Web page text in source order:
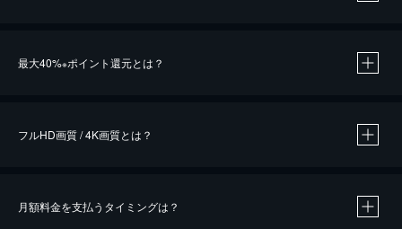
最大40%※ポイント還元とは？
※40％ポイント還元の対象は、クレジットカード決済による作品の購入 / レンタルです。
iOSアプリのUコイン決済による作品の購入 / レンタルは、20％のポイント還元です。
フルHD画質 / 4K画質とは？
月額料金を支払うタイミングは？